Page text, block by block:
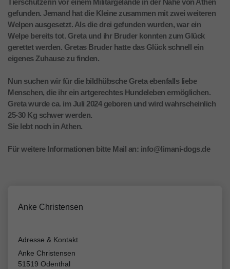
Tierschützerin vor einem Militärgelände in der Nähe von Athen
gefunden. Jemand hat die Kleine zusammen mit zwei weiteren
Welpen ausgesetzt. Als die drei gefunden wurden, war ein
Welpe bereits tot. Greta und ihr Bruder konnten zum Glück
gerettet werden. Gretas Bruder hatte das Glück schnell ein
eigenes Zuhause zu finden.
Nun suchen wir für die bildhübsche Greta ebenfalls liebe
Menschen, die ihr ein artgerechtes Hundeleben ermöglichen.
Greta wurde ca. im Juli 2024 geboren und wird wahrscheinlich
25-30 Kg schwer werden.
Sie lebt noch in Athen.
Für weitere Informationen bitte Mail an: info@limani-dogs.de
Anke Christensen
Adresse & Kontakt
Anke Christensen
51519 Odenthal